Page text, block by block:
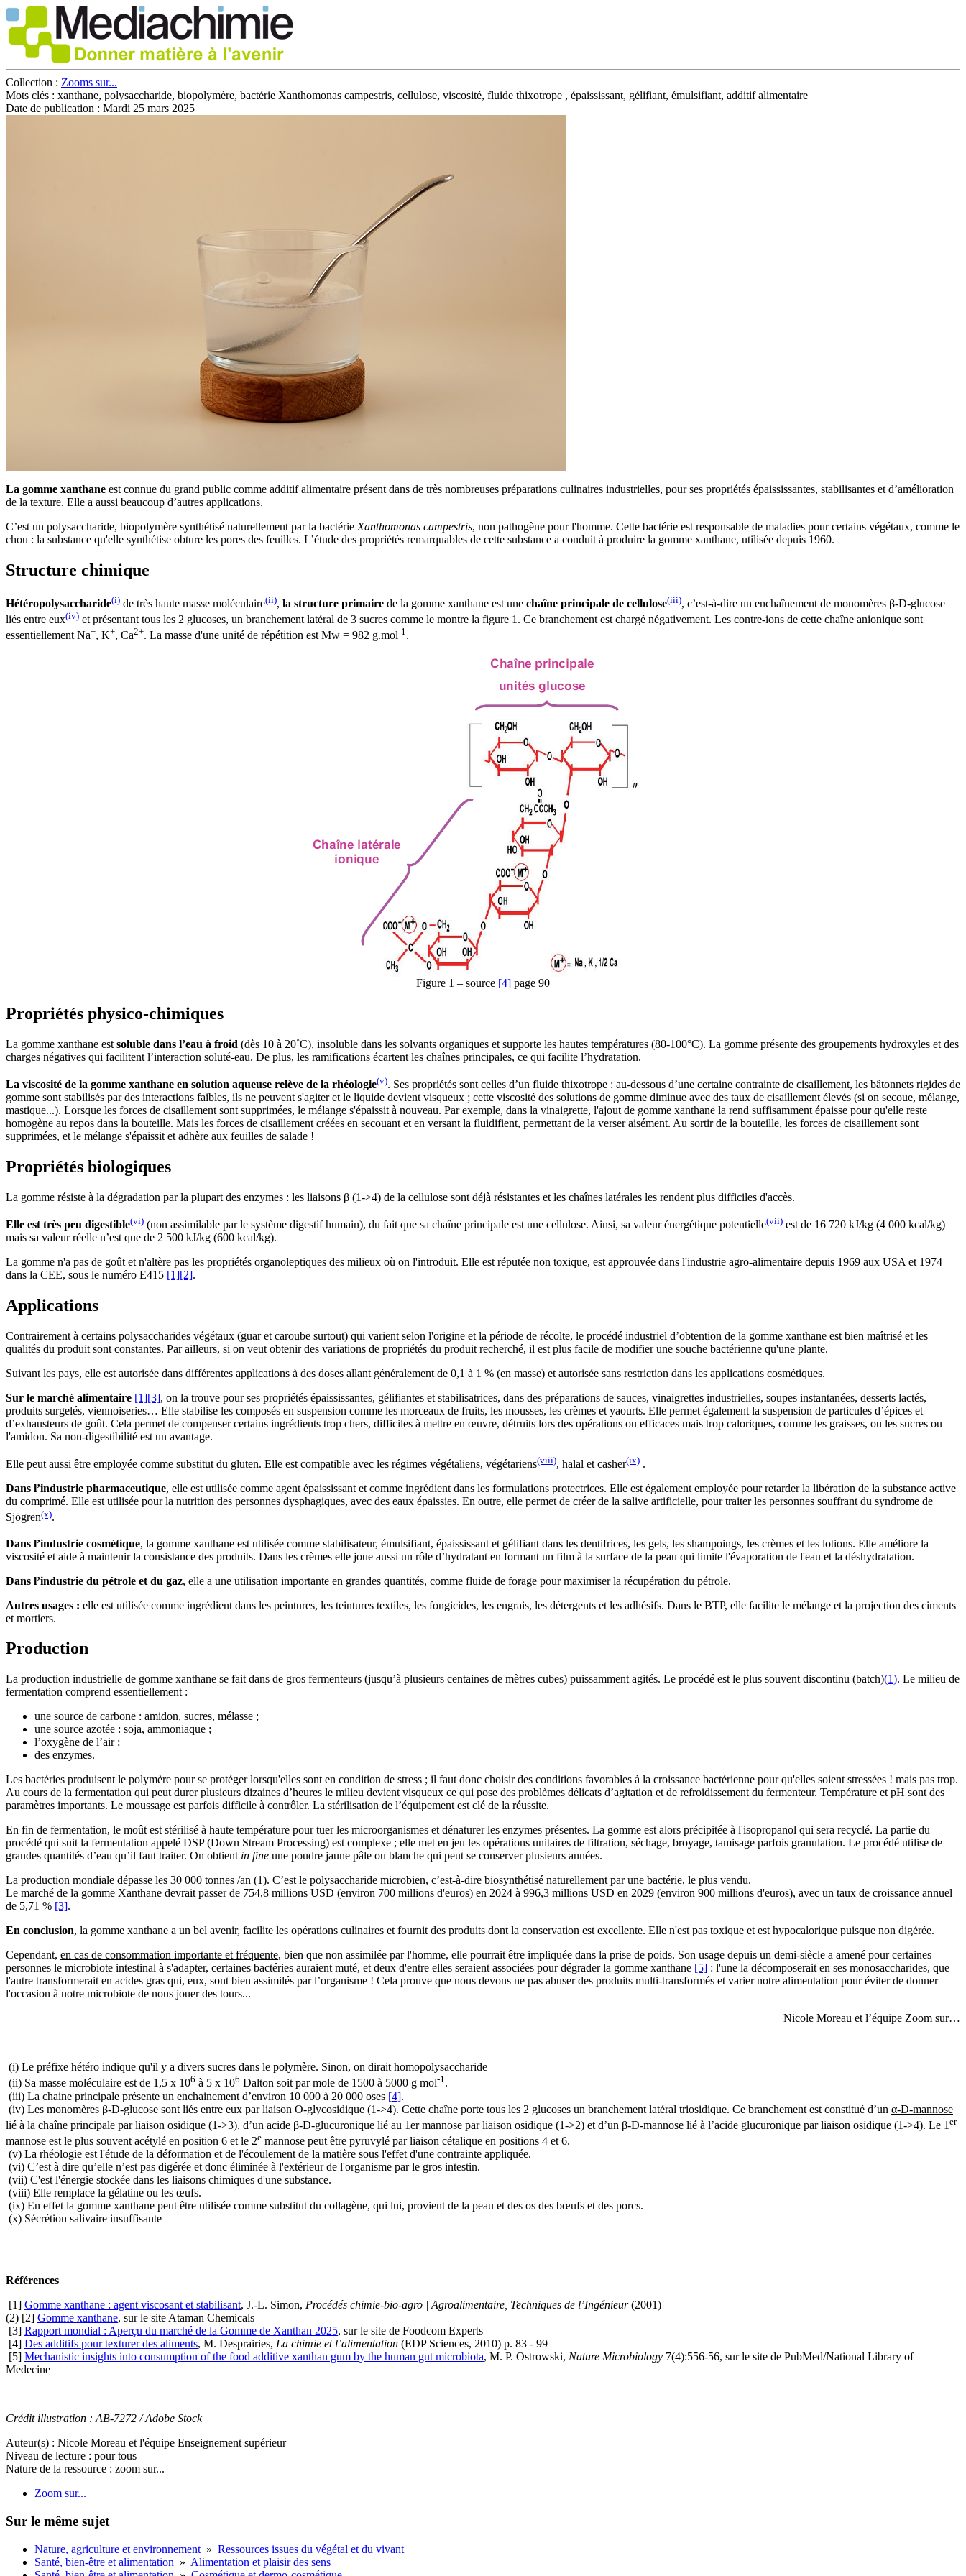
Collection : Zooms sur...
Mots clés : xanthane, polysaccharide, biopolymère, bactérie Xanthomonas campestris, cellulose, viscosité, fluide thixotrope , épaississant, gélifiant, émulsifiant, additif alimentaire
Date de publication : Mardi 25 mars 2025
La gomme xanthane est connue du grand public comme additif alimentaire présent dans de très nombreuses préparations culinaires industrielles, pour ses propriétés épaississantes, stabilisantes et d’amélioration
de la texture. Elle a aussi beaucoup d’autres applications.
C’est un polysaccharide, biopolymère synthétisé naturellement par la bactérie Xanthomonas campestris, non pathogène pour l'homme. Cette bactérie est responsable de maladies pour certains végétaux, comme le
chou : la substance qu'elle synthétise obture les pores des feuilles. L’étude des propriétés remarquables de cette substance a conduit à produire la gomme xanthane, utilisée depuis 1960.
Structure chimique
Hétéropolysaccharide(i) de très haute masse moléculaire(ii), la structure primaire de la gomme xanthane est une chaîne principale de cellulose(iii), c’est-à-dire un enchaînement de monomères β-D-glucose
liés entre eux(iv) et présentant tous les 2 glucoses, un branchement latéral de 3 sucres comme le montre la figure 1. Ce branchement est chargé négativement. Les contre-ions de cette chaîne anionique sont
essentiellement Na+, K+, Ca2+. La masse d'une unité de répétition est Mw = 982 g.mol-1.
Figure 1 – source [4] page 90
Propriétés physico-chimiques
La gomme xanthane est soluble dans l’eau à froid (dès 10 à 20˚C), insoluble dans les solvants organiques et supporte les hautes températures (80-100°C). La gomme présente des groupements hydroxyles et des
charges négatives qui facilitent l’interaction soluté-eau. De plus, les ramifications écartent les chaînes principales, ce qui facilite l’hydratation.
La viscosité de la gomme xanthane en solution aqueuse relève de la rhéologie(v). Ses propriétés sont celles d’un fluide thixotrope : au-dessous d’une certaine contrainte de cisaillement, les bâtonnets rigides de
gomme sont stabilisés par des interactions faibles, ils ne peuvent s'agiter et le liquide devient visqueux ; cette viscosité des solutions de gomme diminue avec des taux de cisaillement élevés (si on secoue, mélange,
mastique...). Lorsque les forces de cisaillement sont supprimées, le mélange s'épaissit à nouveau. Par exemple, dans la vinaigrette, l'ajout de gomme xanthane la rend suffisamment épaisse pour qu'elle reste
homogène au repos dans la bouteille. Mais les forces de cisaillement créées en secouant et en versant la fluidifient, permettant de la verser aisément. Au sortir de la bouteille, les forces de cisaillement sont
supprimées, et le mélange s'épaissit et adhère aux feuilles de salade !
Propriétés biologiques
La gomme résiste à la dégradation par la plupart des enzymes : les liaisons β (1->4) de la cellulose sont déjà résistantes et les chaînes latérales les rendent plus difficiles d'accès.
Elle est très peu digestible(vi) (non assimilable par le système digestif humain), du fait que sa chaîne principale est une cellulose. Ainsi, sa valeur énergétique potentielle(vii) est de 16 720 kJ/kg (4 000 kcal/kg)
mais sa valeur réelle n’est que de 2 500 kJ/kg (600 kcal/kg).
La gomme n'a pas de goût et n'altère pas les propriétés organoleptiques des milieux où on l'introduit. Elle est réputée non toxique, est approuvée dans l'industrie agro-alimentaire depuis 1969 aux USA et 1974
dans la CEE, sous le numéro E415 [1][2].
Applications
Contrairement à certains polysaccharides végétaux (guar et caroube surtout) qui varient selon l'origine et la période de récolte, le procédé industriel d’obtention de la gomme xanthane est bien maîtrisé et les
qualités du produit sont constantes. Par ailleurs, si on veut obtenir des variations de propriétés du produit recherché, il est plus facile de modifier une souche bactérienne qu'une plante.
Suivant les pays, elle est autorisée dans différentes applications à des doses allant généralement de 0,1 à 1 % (en masse) et autorisée sans restriction dans les applications cosmétiques.
Sur le marché alimentaire [1][3], on la trouve pour ses propriétés épaississantes, gélifiantes et stabilisatrices, dans des préparations de sauces, vinaigrettes industrielles, soupes instantanées, desserts lactés,
produits surgelés, viennoiseries… Elle stabilise les composés en suspension comme les morceaux de fruits, les mousses, les crèmes et yaourts. Elle permet également la suspension de particules d’épices et
d’exhausteurs de goût. Cela permet de compenser certains ingrédients trop chers, difficiles à mettre en œuvre, détruits lors des opérations ou efficaces mais trop caloriques, comme les graisses, ou les sucres ou
l'amidon. Sa non-digestibilité est un avantage.
Elle peut aussi être employée comme substitut du gluten. Elle est compatible avec les régimes végétaliens, végétariens(viii), halal et casher(ix) .
Dans l’industrie pharmaceutique, elle est utilisée comme agent épaississant et comme ingrédient dans les formulations protectrices. Elle est également employée pour retarder la libération de la substance active
du comprimé. Elle est utilisée pour la nutrition des personnes dysphagiques, avec des eaux épaissies. En outre, elle permet de créer de la salive artificielle, pour traiter les personnes souffrant du syndrome de
Sjögren(x).
Dans l’industrie cosmétique, la gomme xanthane est utilisée comme stabilisateur, émulsifiant, épaississant et gélifiant dans les dentifrices, les gels, les shampoings, les crèmes et les lotions. Elle améliore la
viscosité et aide à maintenir la consistance des produits. Dans les crèmes elle joue aussi un rôle d’hydratant en formant un film à la surface de la peau qui limite l'évaporation de l'eau et la déshydratation.
Dans l’industrie du pétrole et du gaz, elle a une utilisation importante en grandes quantités, comme fluide de forage pour maximiser la récupération du pétrole.
Autres usages : elle est utilisée comme ingrédient dans les peintures, les teintures textiles, les fongicides, les engrais, les détergents et les adhésifs. Dans le BTP, elle facilite le mélange et la projection des ciments
et mortiers.
Production
La production industrielle de gomme xanthane se fait dans de gros fermenteurs (jusqu’à plusieurs centaines de mètres cubes) puissamment agités. Le procédé est le plus souvent discontinu (batch)(1). Le milieu de
fermentation comprend essentiellement :
une source de carbone : amidon, sucres, mélasse ;
une source azotée : soja, ammoniaque ;
l’oxygène de l’air ;
des enzymes.
Les bactéries produisent le polymère pour se protéger lorsqu'elles sont en condition de stress ; il faut donc choisir des conditions favorables à la croissance bactérienne pour qu'elles soient stressées ! mais pas trop.
Au cours de la fermentation qui peut durer plusieurs dizaines d’heures le milieu devient visqueux ce qui pose des problèmes délicats d’agitation et de refroidissement du fermenteur. Température et pH sont des
paramètres importants. Le moussage est parfois difficile à contrôler. La stérilisation de l’équipement est clé de la réussite.
En fin de fermentation, le moût est stérilisé à haute température pour tuer les microorganismes et dénaturer les enzymes présentes. La gomme est alors précipitée à l'isopropanol qui sera recyclé. La partie du
procédé qui suit la fermentation appelé DSP (Down Stream Processing) est complexe ; elle met en jeu les opérations unitaires de filtration, séchage, broyage, tamisage parfois granulation. Le procédé utilise de
grandes quantités d’eau qu’il faut traiter. On obtient in fine une poudre jaune pâle ou blanche qui peut se conserver plusieurs années.
La production mondiale dépasse les 30 000 tonnes /an (1). C’est le polysaccharide microbien, c’est-à-dire biosynthétisé naturellement par une bactérie, le plus vendu.
Le marché de la gomme Xanthane devrait passer de 754,8 millions USD (environ 700 millions d'euros) en 2024 à 996,3 millions USD en 2029 (environ 900 millions d'euros), avec un taux de croissance annuel
de 5,71 % [3].
En conclusion, la gomme xanthane a un bel avenir, facilite les opérations culinaires et fournit des produits dont la conservation est excellente. Elle n'est pas toxique et est hypocalorique puisque non digérée.
Cependant, en cas de consommation importante et fréquente, bien que non assimilée par l'homme, elle pourrait être impliquée dans la prise de poids. Son usage depuis un demi-siècle a amené pour certaines
personnes le microbiote intestinal à s'adapter, certaines bactéries auraient muté, et deux d'entre elles seraient associées pour dégrader la gomme xanthane [5] : l'une la décomposerait en ses monosaccharides, que
l'autre transformerait en acides gras qui, eux, sont bien assimilés par l’organisme ! Cela prouve que nous devons ne pas abuser des produits multi-transformés et varier notre alimentation pour éviter de donner
l'occasion à notre microbiote de nous jouer des tours...
Nicole Moreau et l’équipe Zoom sur…
(i) Le préfixe hétéro indique qu'il y a divers sucres dans le polymère. Sinon, on dirait homopolysaccharide
(ii) Sa masse moléculaire est de 1,5 x 106 à 5 x 106 Dalton soit par mole de 1500 à 5000 g mol-1.
(iii) La chaine principale présente un enchainement d’environ 10 000 à 20 000 oses [4].
(iv) Les monomères β-D-glucose sont liés entre eux par liaison O-glycosidique (1->4). Cette chaîne porte tous les 2 glucoses un branchement latéral triosidique. Ce branchement est constitué d’un α-D-mannose
lié à la chaîne principale par liaison osidique (1->3), d’un acide β-D-glucuronique lié au 1er mannose par liaison osidique (1->2) et d’un β-D-mannose lié à l’acide glucuronique par liaison osidique (1->4). Le 1 er
mannose est le plus souvent acétylé en position 6 et le 2e mannose peut être pyruvylé par liaison cétalique en positions 4 et 6.
(v) La rhéologie est l'étude de la déformation et de l'écoulement de la matière sous l'effet d'une contrainte appliquée.
(vi) C’est à dire qu’elle n’est pas digérée et donc éliminée à l'extérieur de l'organisme par le gros intestin.
(vii) C'est l'énergie stockée dans les liaisons chimiques d'une substance.
(viii) Elle remplace la gélatine ou les œufs.
(ix) En effet la gomme xanthane peut être utilisée comme substitut du collagène, qui lui, provient de la peau et des os des bœufs et des porcs.
(x) Sécrétion salivaire insuffisante
Références
[1] Gomme xanthane : agent viscosant et stabilisant, J.-L. Simon, Procédés chimie-bio-agro | Agroalimentaire, Techniques de l’Ingénieur(2001)
(2) [2] Gomme xanthane, sur le site Ataman Chemicals
[3] Rapport mondial : Aperçu du marché de la Gomme de Xanthan 2025, sur le site de Foodcom Experts
[4] Des additifs pour texturer des aliments, M. Desprairies, La chimie et l’alimentation (EDP Sciences, 2010) p. 83 - 99
[5] Mechanistic insights into consumption of the food additive xanthan gum by the human gut microbiota, M. P. Ostrowski, Nature Microbiology 7(4):556-56, sur le site de PubMed/National Library of
Medecine
Crédit illustration : AB-7272 / Adobe Stock
Auteur(s) : Nicole Moreau et l'équipe Enseignement supérieur
Niveau de lecture : pour tous
Nature de la ressource : zoom sur...
Zoom sur...
Sur le même sujet
Nature, agriculture et environnement » Ressources issues du végétal et du vivant
Santé, bien-être et alimentation » Alimentation et plaisir des sens